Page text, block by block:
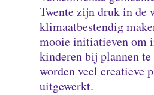
p
e
n
Twente zijn druk in de
klimaatbestendig
mooie initiatieven om
kinderen bij plannen
worden veel creatieve
uitgewerkt.